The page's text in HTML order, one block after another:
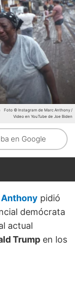
Foto © Instagram de Marc Anthony /
Video en YouTube de Joe Biden
en Google
pidió
demócrata
actual
Trump en los